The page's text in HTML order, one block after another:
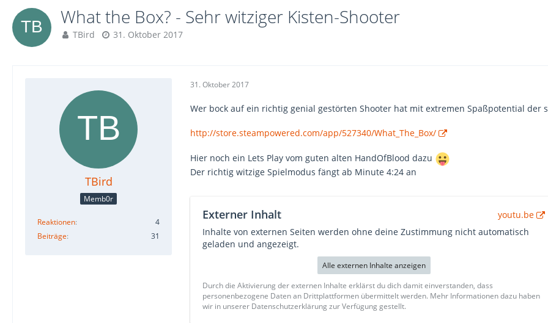
What the Box? - Sehr witziger Kisten-Shooter
TBird 31. Oktober 2017
TBird
Memb0r
Reaktionen
4
Beiträge
31
31. Oktober 2017
Wer bock auf ein richtig genial gestörten Shooter hat mit extremen Spaßpotential der
http://store.steampowered.com/app/527340/What_The_Box/
Hier noch ein Lets Play vom guten alten HandOfBlood dazu
Der richtig witzige Spielmodus fängt ab Minute 4:24 an
Externer Inhalt
youtu.be
Inhalte von externen Seiten werden ohne deine Zustimmung nicht automatisch
geladen und angezeigt.
Alle externen Inhalte anzeigen
Durch die Aktivierung der externen Inhalte erklärst du dich damit einverstanden, dass
personenbezogene Daten an Drittplattformen übermittelt werden. Mehr Informationen dazu haben
wir in unserer Datenschutzerklärung zur Verfügung gestellt.